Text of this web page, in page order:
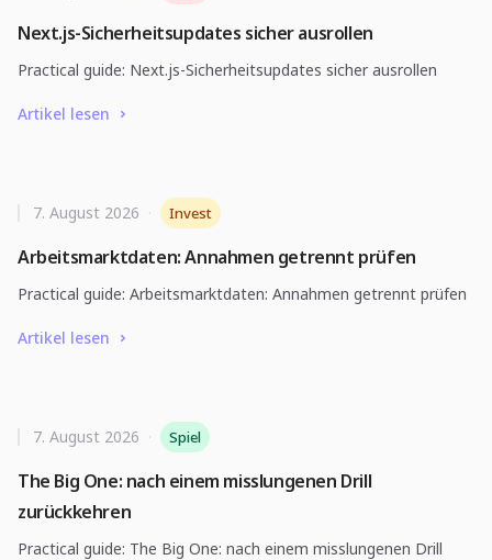
Next.js-Sicherheitsupdates sicher ausrollen
Practical guide: Next.js-Sicherheitsupdates sicher ausrollen
Artikel lesen
Arbeitsmarktdaten: Annahmen getrennt prüfen
7. August 2026 · Invest
Practical guide: Arbeitsmarktdaten: Annahmen getrennt prüfen
Artikel lesen
The Big One: nach einem misslungenen Drill
zurückkehren
7. August 2026 · Spiel
Practical guide: The Big One: nach einem misslungenen Drill